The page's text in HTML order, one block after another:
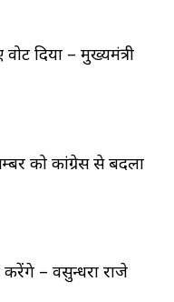
दिया – मुख्यमंत्री
को कांग्रेस से बदला
करेंगे – वसुन्धरा राजे